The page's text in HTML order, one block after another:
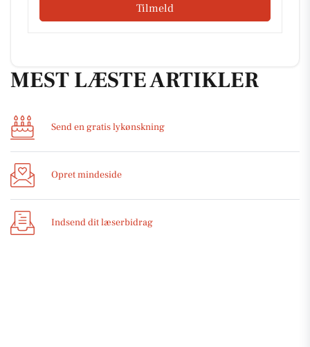
Tilmeld
MEST LÆSTE ARTIKLER
Send en gratis lykønskning
Opret mindeside
Indsend dit læserbidrag